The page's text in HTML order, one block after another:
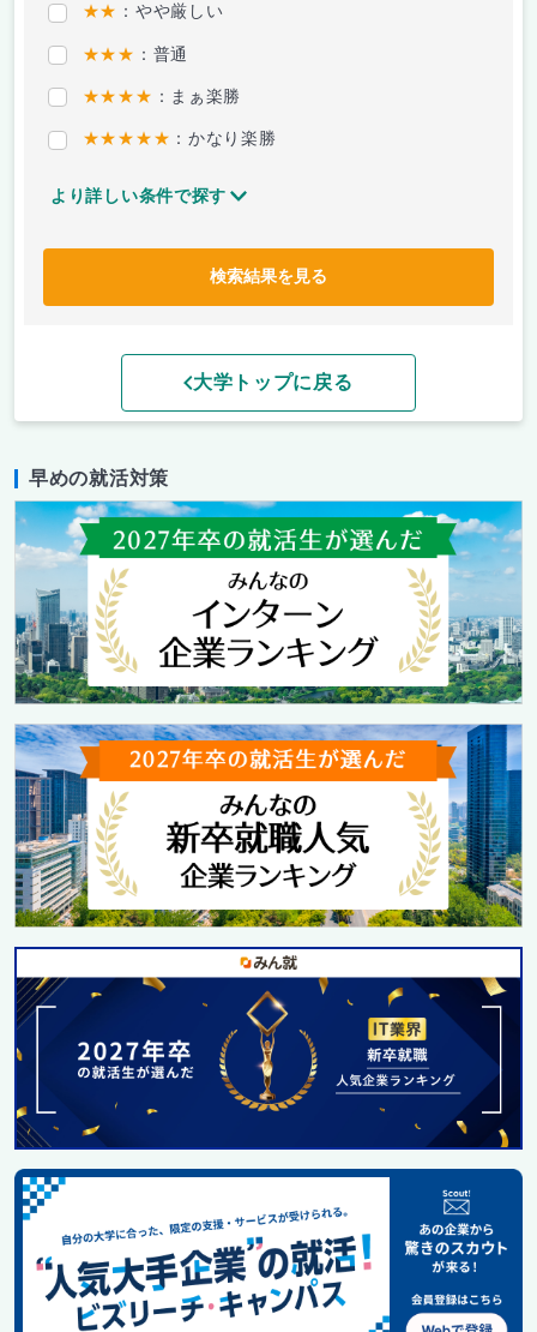
★★ ：やや厳しい
★★★ ：普通
★★★★ ：まぁ楽勝
★★★★★ ：かなり楽勝
より詳しい条件で探す
検索結果を見る
大学トップに戻る
早めの就活対策